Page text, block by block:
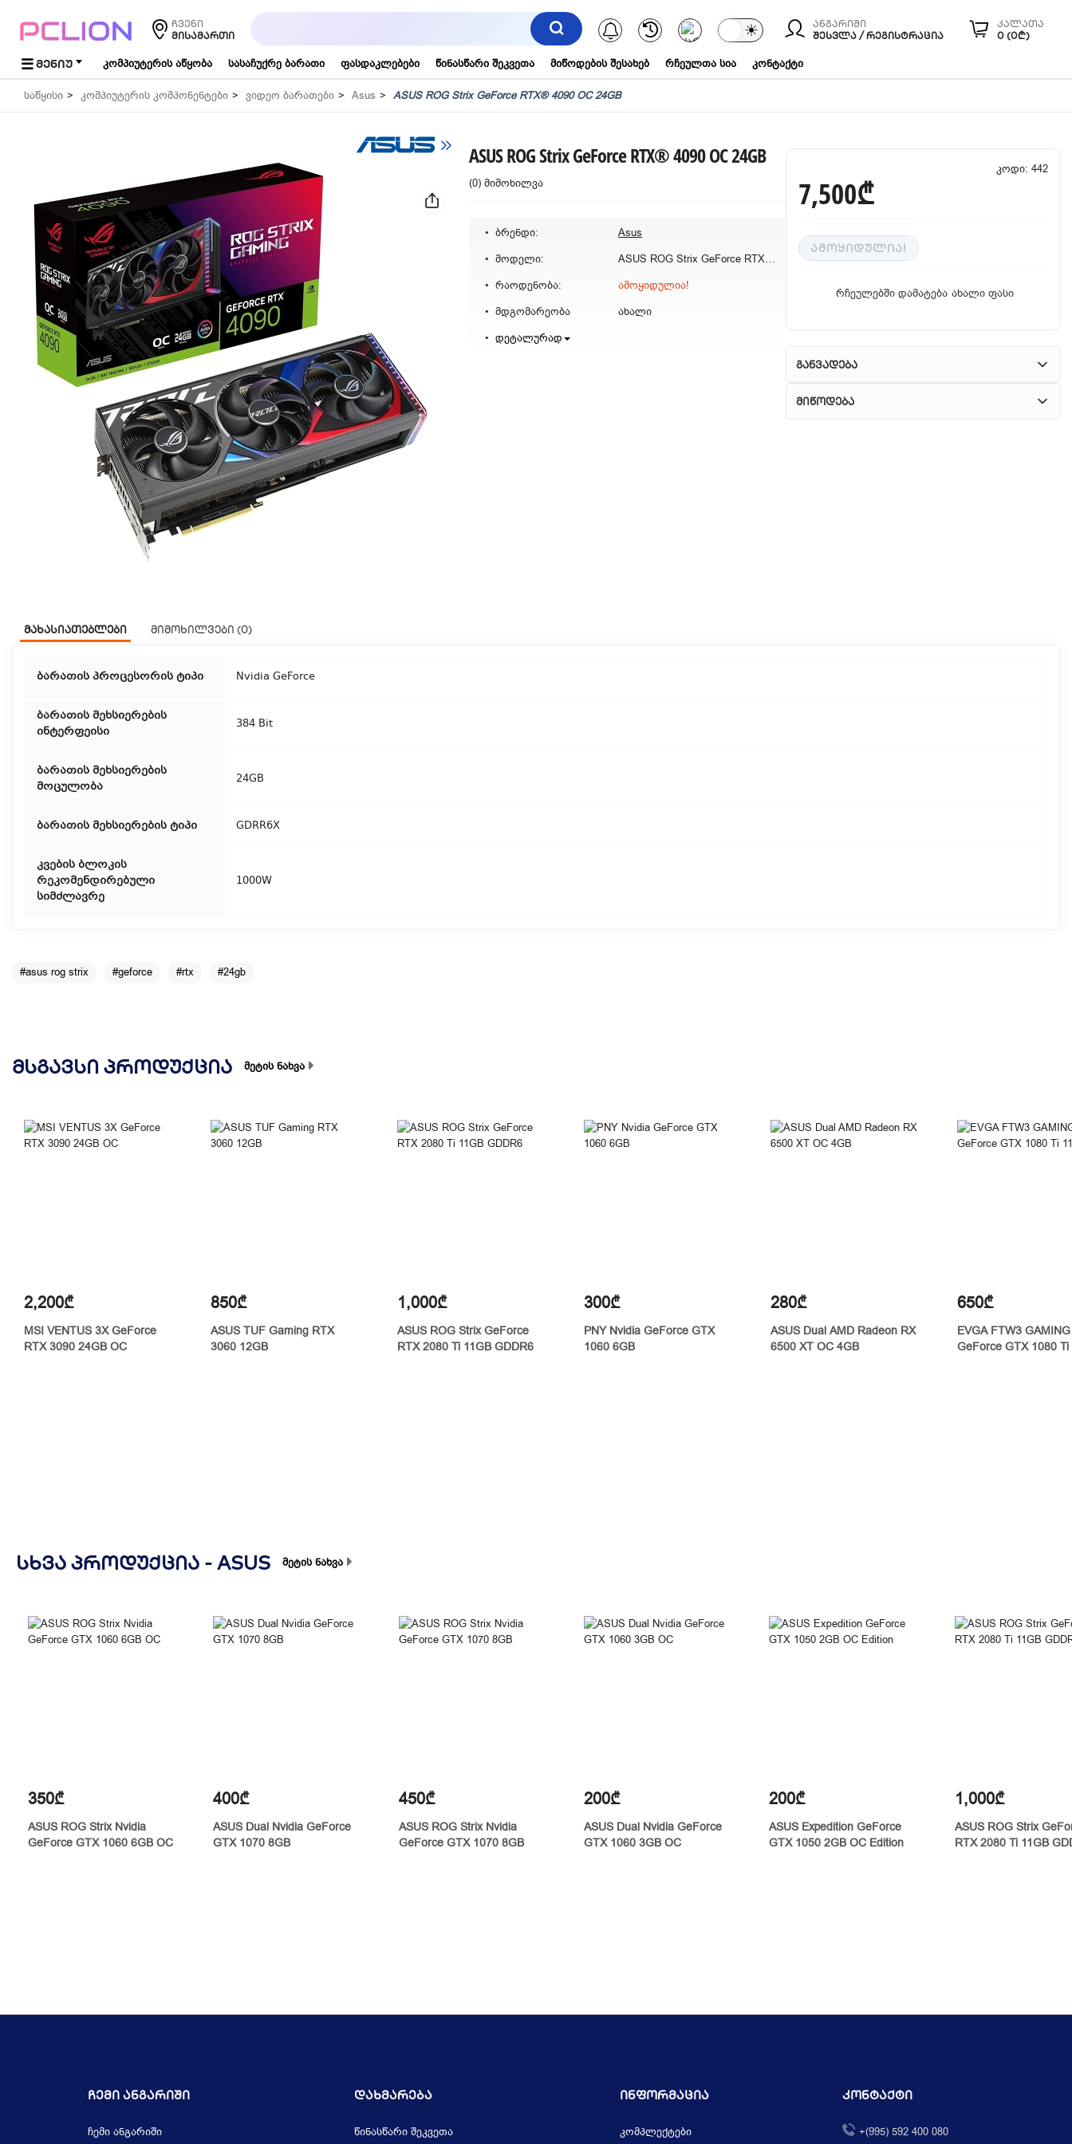
ჩვენი
ᲛᲘᲡᲐᲛᲐᲠᲗᲘ
კალათა
0 (0₾)
ანგარიში
ᲨᲔᲡᲕᲚᲐ / ᲠᲔᲒᲘᲡᲢᲠᲐᲪᲘᲐ
☀
შეტყობინებები
ᲛᲔᲜᲘᲣ კომპიუტერის აწყობა სასაჩუქრე ბარათი ფასდაკლებები წინასწარი შეკვეთა მიწოდების შესახებ რჩეულთა სია კონტაქტი
საწყისი კომპიუტერის კომპონენტები ვიდეო ბარათები Asus ASUS ROG Strix GeForce RTX® 4090 OC 24GB
ASUS ROG Strix GeForce RTX® 4090 OC 24GB
(0) მიმოხილვა
ბრენდი:
Asus
მოდელი:
ASUS ROG Strix GeForce RTX® 4090 OC 24GB
რაოდენობა:
ამოყიდულია!
მდგომარეობა
ახალი
დეტალურად
კოდი: 442
7,500₾
ᲐᲛᲝᲧᲘᲓᲣᲚᲘᲐ!
რჩეულებში დამატება ახალი ფასი
განვადება
მიწოდება
მახასიათებლები მიმოხილვები (0)
ბარათის პროცესორის ტიპი Nvidia GeForce
ბარათის მეხსიერების
ინტერფეისი
384 Bit
ბარათის მეხსიერების
მოცულობა
24GB
ბარათის მეხსიერების ტიპი GDRR6X
კვების ბლოკის
რეკომენდირებული
სიმძლავრე
1000W
#asus rog strix #geforce #rtx #24gb
ᲛᲡᲒᲐᲕᲡᲘ ᲞᲠᲝᲓᲣᲥᲪᲘᲐ მეტის ნახვა
2,200₾
MSI VENTUS 3X GeForce
RTX 3090 24GB OC
850₾
ASUS TUF Gaming RTX
3060 12GB
1,000₾
ASUS ROG Strix GeForce
RTX 2080 Ti 11GB GDDR6
300₾
PNY Nvidia GeForce GTX
1060 6GB
280₾
ASUS Dual AMD Radeon RX
6500 XT OC 4GB
650₾
EVGA FTW3 GAMING
GeForce GTX 1080 Ti
ᲡᲮᲕᲐ ᲞᲠᲝᲓᲣᲥᲪᲘᲐ - ASUS მეტის ნახვა
350₾
ASUS ROG Strix Nvidia
GeForce GTX 1060 6GB OC
400₾
ASUS Dual Nvidia GeForce
GTX 1070 8GB
450₾
ASUS ROG Strix Nvidia
GeForce GTX 1070 8GB
200₾
ASUS Dual Nvidia GeForce
GTX 1060 3GB OC
200₾
ASUS Expedition GeForce
GTX 1050 2GB OC Edition
1,000₾
ASUS ROG Strix
RTX 2080 Ti 11GB
Ჩემი Ანგარიში
ჩემი ანგარიში
Დახმარება
წინასწარი შეკვეთა
Ინფორმაცია
კომპლექტები
Კონტაქტი
+(995) 592 400 080